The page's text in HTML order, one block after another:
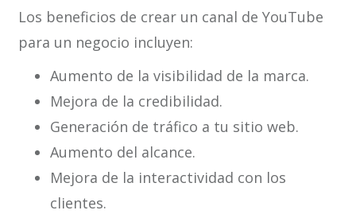
Los beneficios de crear un canal de YouTube
para un negocio incluyen:
Aumento de la visibilidad de la marca.
Mejora de la credibilidad.
Generación de tráfico a tu sitio web.
Aumento del alcance.
Mejora de la interactividad con los
clientes.